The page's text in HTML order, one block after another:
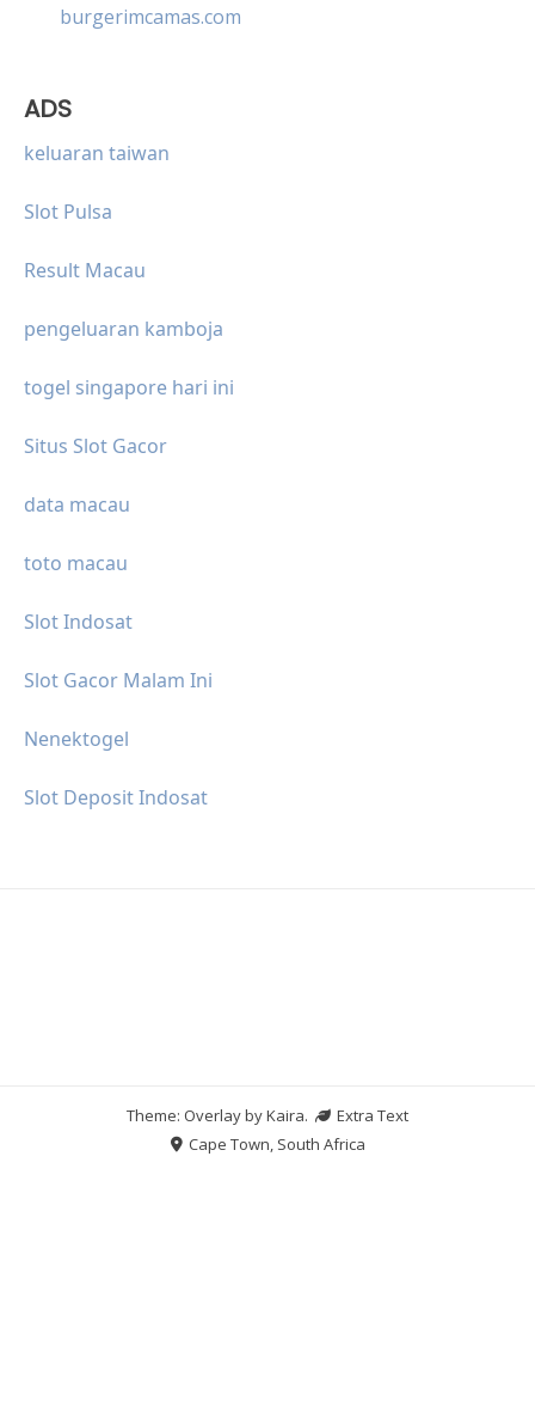
burgerimcamas.com
ADS
keluaran taiwan
Slot Pulsa
Result Macau
pengeluaran kamboja
togel singapore hari ini
Situs Slot Gacor
data macau
toto macau
Slot Indosat
Slot Gacor Malam Ini
Nenektogel
Slot Deposit Indosat
Theme: Overlay byKaira.
Extra Text
Cape Town, South Africa